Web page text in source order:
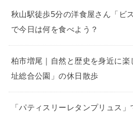
秋山駅徒歩5分の洋食屋さん「ビ
で今日は何を食べよう？
柏市増尾｜自然と歴史を身近に楽
址総合公園」の休日散歩
「パティスリーレタンプリュス